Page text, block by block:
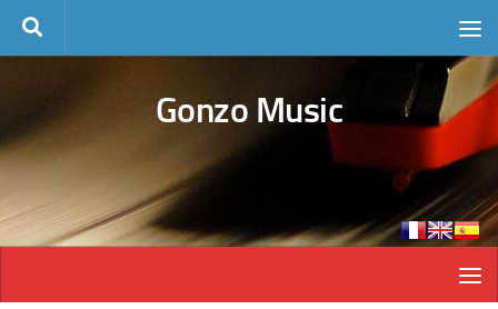
Skip to content
Gonzo Music